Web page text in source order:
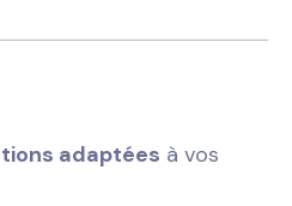
adaptées à vos